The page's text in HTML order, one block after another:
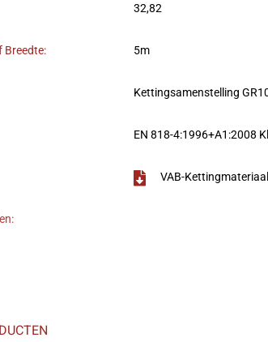
32,82
Breedte: 5m
Kettingsamenstelling
EN 818-4:1996+A1:2008
VAB-